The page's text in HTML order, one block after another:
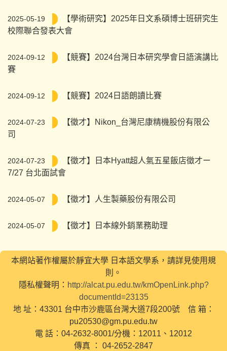
2025-05-19
【學術研究】2025年日文系碩博士班研究生
校際聯合發表大會
2024-09-12
【競賽】2024台灣日本研究學會日語演講比
賽
2024-09-12 【競賽】2024日語朗讀比賽
2024-07-23
【徵才】Nikon_台灣尼康精機股份有限公
司
2024-07-23
【徵才】日本Hyatt超人氣五星飯店徵才ー
7/27 台北面試會
2024-05-07 【徵才】人生製藥股份有限公司
2024-05-07 【徵才】日本線外銷業務助理
本網站著作權屬於靜宜大學 日本語文學系，請詳見使用規
則。
隱私權聲明： http://alcat.pu.edu.tw/kmOpenLink.php?
documentId=23135
地 址：43301 台中市沙鹿區台灣大道7段200號 信 箱：
pu20530@gm.pu.edu.tw
電 話：04-2632-8001/分機：12011、12012
傳真 ： 04-2652-2847